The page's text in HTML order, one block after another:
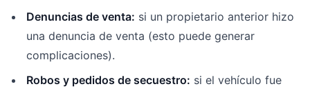
Denuncias de venta: si un propietario anterior hizo
una denuncia de venta (esto puede generar
complicaciones).
Robos y pedidos de secuestro: si el vehículo fue